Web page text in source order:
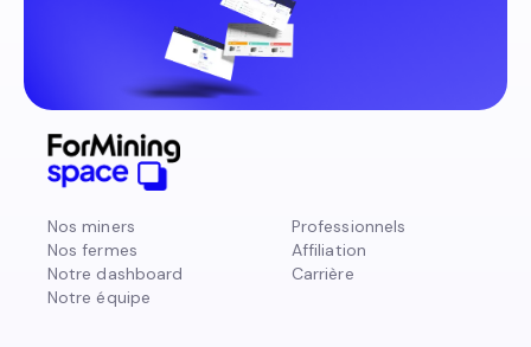
Nos miners
Nos fermes
Notre dashboard
Notre équipe
Professionnels
Affiliation
Carrière